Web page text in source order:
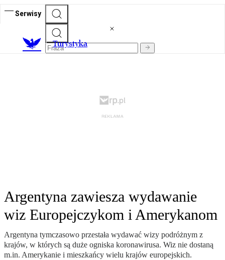
Serwisy
Turystyka
Argentyna zawiesza wydawanie
wiz Europejczykom i Amerykanom
Argentyna tymczasowo przestała wydawać wizy podróżnym z
krajów, w których są duże ogniska koronawirusa. Wiz nie dostaną
m.in. Amerykanie i mieszkańcy wielu krajów europejskich.